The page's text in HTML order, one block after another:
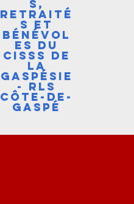
s,
retraité
s et
bénévol
es du
cisss de
la
gaspésie
- rls
côte-de-
gaspé